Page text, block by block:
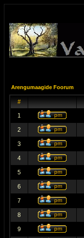
Arengumaagide Foorum
#
1
2
3
4
5
6
7
8
9